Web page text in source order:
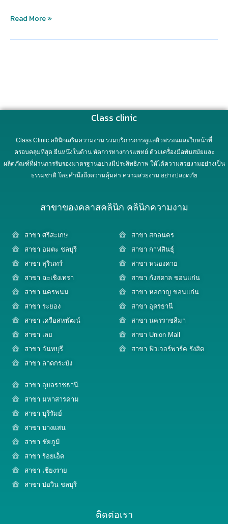
Read More »
Class clinic
Class Clinic คลินิกเสริมความงาม รวมบริการการดูแลผิวพรรณและใบหน้าที่
ครอบคลุมที่สุด ยืนหนึ่งในด้าน หัตการทางการแพทย์ ด้วยเครื่องมือทันสมัยและ
ผลิตภัณฑ์ที่ผ่านการรับรองมาตรฐานอย่างมีประสิทธิภาพ ให้ได้ความสวยงามอย่างเป็น
ธรรมชาติ โดยคำนึงถึงความคุ้มค่า ความสวยงาม อย่างปลอดภัย
สาขาของคลาสคลินิก คลินิกความงาม
สาขา ศรีสะเกษ
สาขา อมตะ ชลบุรี
สาขา สุรินทร์
สาขา ฉะเชิงเทรา
สาขา นครพนม
สาขา ระยอง
สาขา เครือสหพัฒน์
สาขา เลย
สาขา จันทบุรี
สาขา ลาดกระบัง
สาขา สกลนคร
สาขา กาฬสินธุ์
สาขา หนองคาย
สาขา กังสดาล ขอนแก่น
สาขา หอกาญ ขอนแก่น
สาขา อุดรธานี
สาขา นครราชสีมา
สาขา Union Mall
สาขา ฟิวเจอร์พาร์ค รังสิต
สาขา อุบลราชธานี
สาขา มหาสารคาม
สาขา บุรีรัมย์
สาขา บางแสน
สาขา ชัยภูมิ
สาขา ร้อยเอ็ด
สาขา เชียงราย
สาขา บ่อวิน ชลบุรี
ติดต่อเรา